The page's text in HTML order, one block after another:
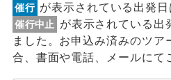
催行 が表示されている出発日
催行中止
が表示されている出
ました。お申込み済みのツア
合、書面や電話、メールにて